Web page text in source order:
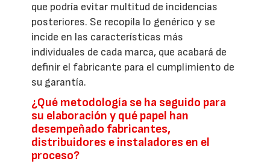
que podría evitar multitud de incidencias
posteriores. Se recopila lo genérico y se
incide en las características más
individuales de cada marca, que acabará de
definir el fabricante para el cumplimiento de
su garantía.
¿Qué metodología se ha seguido para
su elaboración y qué papel han
desempeñado fabricantes,
distribuidores e instaladores en el
proceso?